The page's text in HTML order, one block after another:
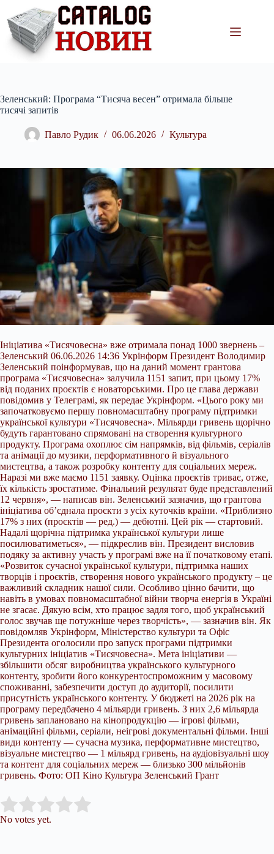
вмісту
Зеленський: Програма “Тисяча весен” отримала більше
тисячі запитів
Павло Рудик 06.06.2026 Культура
Ініціатива «Тисячовесна» вже отримала понад 1000 звернень –
Зеленський 06.06.2026 14:36 Укрінформ Президент Володимир
Зеленський поінформував, що на даний момент грантова
програма «Тисячовесна» залучила 1151 запит, при цьому 17%
від поданих проєктів є новаторськими. Про це глава держави
повідомив у Телеграмі, як передає Укрінформ. «Цього року ми
започатковуємо першу повномасштабну програму підтримки
української культури «Тисячовесна». Мільярди гривень щорічно
будуть гарантовано спрямовані на створення культурного
продукту. Програма охоплює сім напрямків, від фільмів, серіалів
та анімації до музики, перформативного й візуального
мистецтва, а також розробку контенту для соціальних мереж.
Наразі ми вже маємо 1151 заявку. Оцінка проєктів триває, отже,
їх кількість зростатиме. Фінальний результат буде представлений
12 червня», — написав він. Зеленський зазначив, що грантова
ініціатива об’єднала проєкти з усіх куточків країни. «Приблизно
17% з них (проєктів — ред.) — дебютні. Цей рік — стартовий.
Надалі щорічна підтримка української культури лише
посилюватиметься», — підкреслив він. Президент висловив
подяку за активну участь у програмі вже на її початковому етапі.
«Розвиток сучасної української культури, підтримка наших
творців і проєктів, створення нового українського продукту – це
важливий складник нашої сили. Особливо цінно бачити, що
навіть в умовах повномасштабної війни творча енергія в Україні
не згасає. Дякую всім, хто працює задля того, щоб український
голос звучав ще потужніше через творчість», — зазначив він. Як
повідомляв Укрінформ, Міністерство культури та Офіс
Президента оголосили про запуск програми підтримки
культурних ініціатив «Тисячовесна». Мета ініціативи —
збільшити обсяг виробництва українського культурного
контенту, зробити його конкурентоспроможним у масовому
споживанні, забезпечити доступ до аудиторії, посилити
присутність українського контенту. У бюджеті на 2026 рік на
програму передбачено 4 мільярди гривень. З них 2,6 мільярда
гривень заплановано на кінопродукцію — ігрові фільми,
анімаційні фільми, серіали, неігрові документальні фільми. Інші
види контенту — сучасна музика, перформативне мистецтво,
візуальне мистецтво — 1 мільярд гривень, на аудіовізуальні шоу
та контент для соціальних мереж — близько 300 мільйонів
гривень. Фото: ОП Кіно Культура Зеленський Грант
Rate this item:
No votes yet.